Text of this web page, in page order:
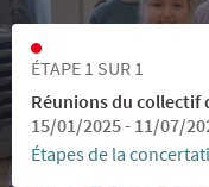
ÉTAPE 1 SUR 1
Réunions du collectif
15/01/2025 - 11/07/
Étapes de la